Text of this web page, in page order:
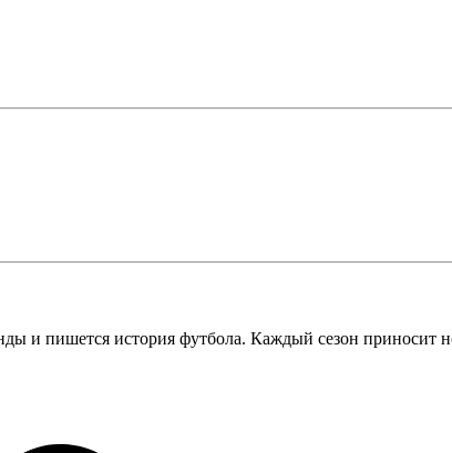
и пишется история футбола. Каждый сезон приносит